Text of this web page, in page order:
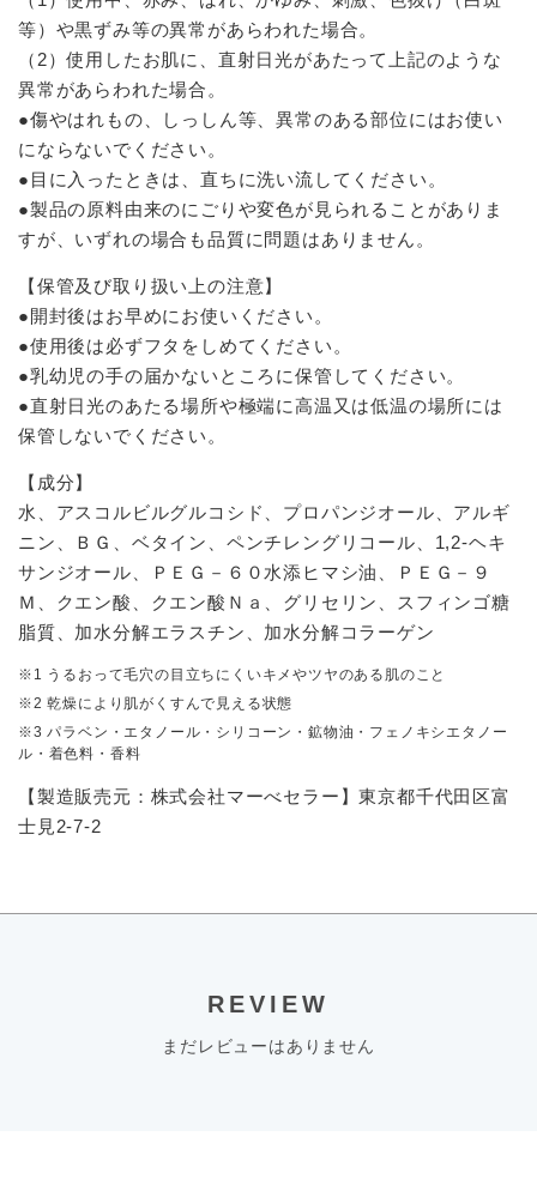
等）や黒ずみ等の異常があらわれた場合。
（2）使用したお肌に、直射日光があたって上記のような
異常があらわれた場合。
●傷やはれもの、しっしん等、異常のある部位にはお使い
にならないでください。
●目に入ったときは、直ちに洗い流してください。
●製品の原料由来のにごりや変色が見られることがありま
すが、いずれの場合も品質に問題はありません。
【保管及び取り扱い上の注意】
●開封後はお早めにお使いください。
●使用後は必ずフタをしめてください。
●乳幼児の手の届かないところに保管してください。
●直射日光のあたる場所や極端に高温又は低温の場所には
保管しないでください。
【成分】
水、アスコルビルグルコシド、プロパンジオール、アルギ
ニン、ＢＧ、ベタイン、ペンチレングリコール、1,2-ヘキ
サンジオール、ＰＥＧ－６０水添ヒマシ油、ＰＥＧ－９
Ｍ、クエン酸、クエン酸Ｎａ、グリセリン、スフィンゴ糖
脂質、加水分解エラスチン、加水分解コラーゲン
※1 うるおって毛穴の目立ちにくいキメやツヤのある肌のこと
※2 乾燥により肌がくすんで見える状態
※3 パラベン・エタノール・シリコーン・鉱物油・フェノキシエタノー
ル・着色料・香料
【製造販売元：株式会社マーべセラー】東京都千代田区富
士見2-7-2
REVIEW
まだレビューはありません